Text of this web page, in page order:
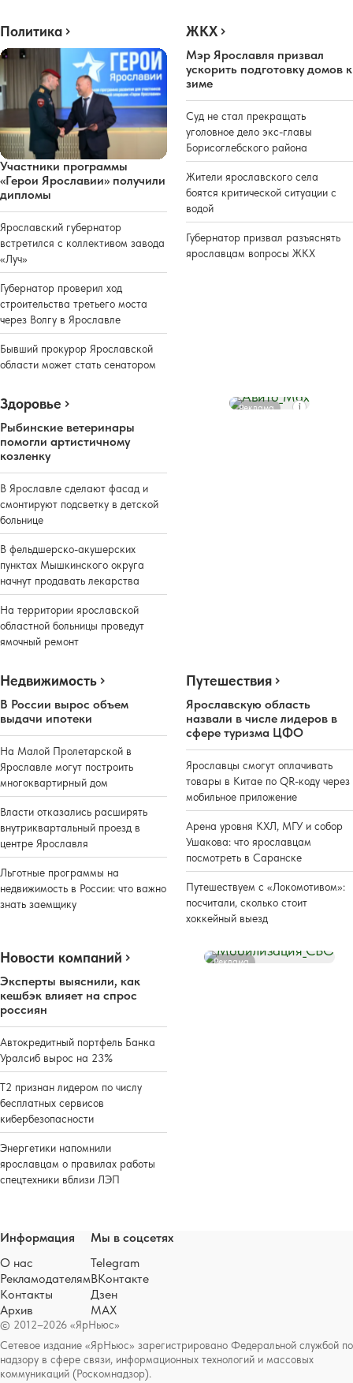
Политика
Участники программы
«Герои Ярославии» получили
дипломы
Ярославский губернатор
встретился с коллективом завода
«Луч»
Губернатор проверил ход
строительства третьего моста
через Волгу в Ярославле
Бывший прокурор Ярославской
области может стать сенатором
ЖКХ
Мэр Ярославля призвал
ускорить подготовку домов к
зиме
Суд не стал прекращать
уголовное дело экс-главы
Борисоглебского района
Жители ярославского села
боятся критической ситуации с
водой
Губернатор призвал разъяснять
ярославцам вопросы ЖКХ
Здоровье
Рыбинские ветеринары
помогли артистичному
козленку
В Ярославле сделают фасад и
смонтируют подсветку в детской
больнице
В фельдшерско-акушерских
пунктах Мышкинского округа
начнут продавать лекарства
На территории ярославской
областной больницы проведут
ямочный ремонт
Реклама
Недвижимость
В России вырос объем
выдачи ипотеки
На Малой Пролетарской в
Ярославле могут построить
многоквартирный дом
Власти отказались расширять
внутриквартальный проезд в
центре Ярославля
Льготные программы на
недвижимость в России: что важно
знать заемщику
Путешествия
Ярославскую область
назвали в числе лидеров в
сфере туризма ЦФО
Ярославцы смогут оплачивать
товары в Китае по QR-коду через
мобильное приложение
Арена уровня КХЛ, МГУ и собор
Ушакова: что ярославцам
посмотреть в Саранске
Путешествуем с «Локомотивом»:
посчитали, сколько стоит
хоккейный выезд
Новости компаний
Эксперты выяснили, как
кешбэк влияет на спрос
россиян
Автокредитный портфель Банка
Уралсиб вырос на 23%
Т2 признан лидером по числу
бесплатных сервисов
кибербезопасности
Энергетики напомнили
ярославцам о правилах работы
спецтехники вблизи ЛЭП
Реклама
© 2012–2026 «ЯрНьюс»
Сетевое издание «ЯрНьюс» зарегистрировано Федеральной службой по
надзору в сфере связи, информационных технологий и массовых
коммуникаций (Роскомнадзор).
Информация
О нас
Рекламодателям
Контакты
Архив
Мы в соцсетях
Telegram
ВКонтакте
Дзен
MAX